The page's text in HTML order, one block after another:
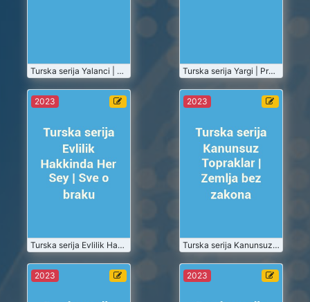
Turska serija Yalanci | Lažov
2023-07-01 Turska serija Yargi | Presuda
2023-07-01
2023
Turska serija Evlilik Hakkinda Her Sey | Sve o braku
Turska serija
Hakkinda Her
Sey | Sve o
braku
2023-07
Turske Serije
2023-07-01
2023
Turska serija Kanunsuz Topraklar | Zemlja bez zakona
Turska serija
Topraklar |
Zemlja bez
zakona
2023-07
Turske Serije
2023-07-01
2023
Turska serija
2023
Turska serija